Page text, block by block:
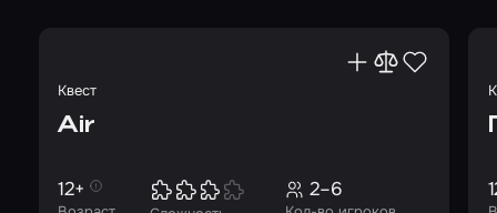
Квест
Air
12+ 2–6